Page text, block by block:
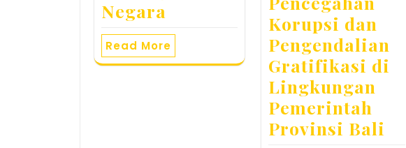
Negara
Read More
Korupsi dan
Pengendalian
Gratifikasi di
Lingkungan
Pemerintah
Provinsi Bali